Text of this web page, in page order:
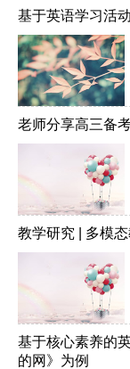
基于英语学习活
老师分享高三备
教学研究 | 多模
基于核心素养的
的网》为例